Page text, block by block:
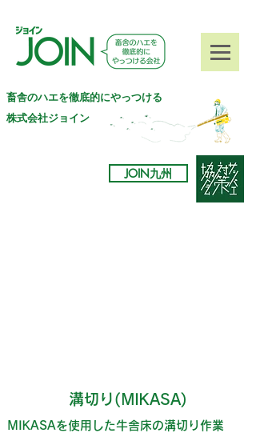
​畜舎のハエを徹底的にやっつける
株式会社ジョイン
JOIN九州
溝切り(MIKASA)
​MIKASAを使用した牛舎床の溝切り作業